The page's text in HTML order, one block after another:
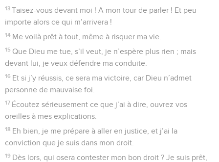
13 Taisez-vous devant moi ! A mon tour de parler ! Et peu
importe alors ce qui m’arrivera !
14 Me voilà prêt à tout, même à risquer ma vie.
15 Que Dieu me tue, s’il veut, je n’espère plus rien ; mais
devant lui, je veux défendre ma conduite.
16 Et si j’y réussis, ce sera ma victoire, car Dieu n’admet
personne de mauvaise foi.
17 Écoutez sérieusement ce que j’ai à dire, ouvrez vos
oreilles à mes explications.
18 Eh bien, je me prépare à aller en justice, et j’ai la
conviction que je suis dans mon droit.
19 Dès lors, qui osera contester mon bon droit ? Je suis prêt,